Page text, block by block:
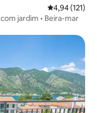
Classificação
4,94 (121)
jardim • Beira-mar